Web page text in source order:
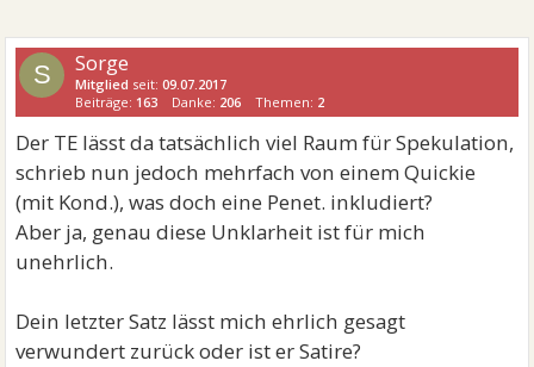
S Sorge
Mitglied seit:09.07.2017
Beiträge: 163 Danke: 206 Themen: 2
Der TE lässt da tatsächlich viel Raum für Spekulation,
schrieb nun jedoch mehrfach von einem Quickie
(mit Kond.), was doch eine Penet. inkludiert?
Aber ja, genau diese Unklarheit ist für mich
unehrlich.
Dein letzter Satz lässt mich ehrlich gesagt
verwundert zurück oder ist er Satire?